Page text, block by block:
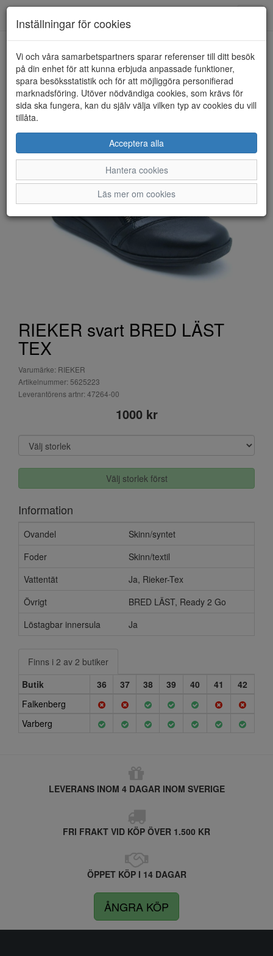
HEM RIEKER
RIEKER svart BRED LÄST
TEX
Varumärke: RIEKER
Artikelnummer: 5625223
Leverantörens artnr: 47264-00
1000 kr
Välj storlek först
Information
Ovandel
Skinn/syntet
Foder
Skinn/textil
Vattentät
Ja, Rieker-Tex
Övrigt
BRED LÄST, Ready 2 Go
Löstagbar innersula
Ja
Finns i 2 av 2 butiker
Butik
36 37 38 39 40 41
42
Falkenberg
Varberg
LEVERANS INOM 4 DAGAR INOM SVERIGE
FRI FRAKT VID KÖP ÖVER 1.500 KR
ÖPPET KÖP I 14 DAGAR
ÅNGRA KÖP
Inställningar för cookies
Vi och våra samarbetspartners sparar referenser till ditt besök
på din enhet för att kunna erbjuda anpassade funktioner,
spara besöksstatistik och för att möjliggöra personifierad
marknadsföring. Utöver nödvändiga cookies, som krävs för
sida ska fungera, kan du själv välja vilken typ av cookies du vill
tillåta.
Acceptera alla
Hantera cookies
Läs mer om cookies